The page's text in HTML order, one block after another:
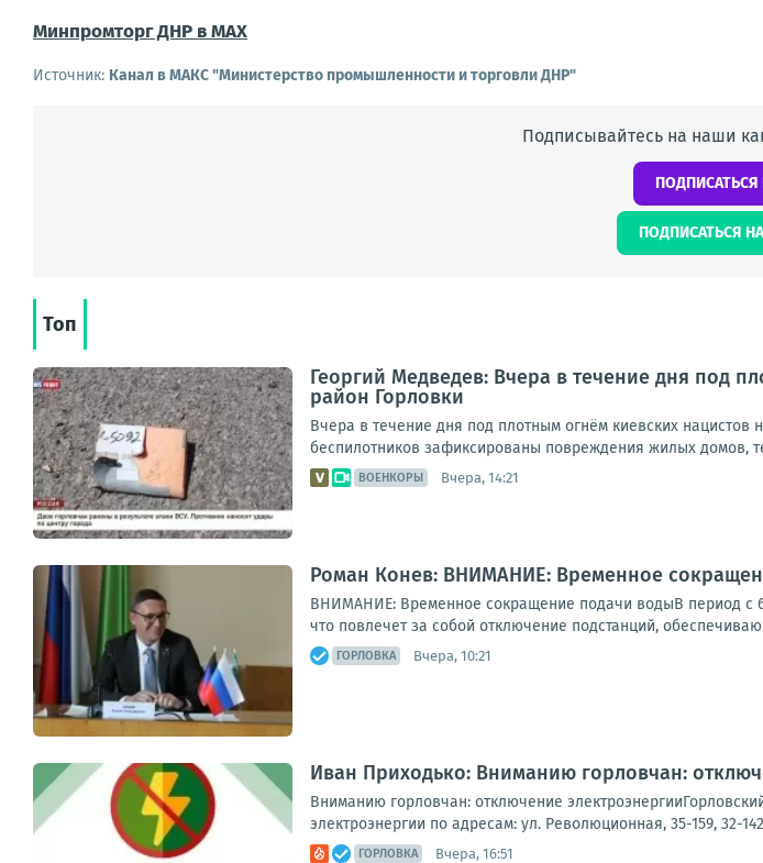
Минпромторг ДНР в MAX
Источник: Канал в МАКС "Министерство промышленности и торговли ДНР"
Подписывайтесь на наши
ПОДПИСАТЬСЯ
ПОДПИСАТЬСЯ НА
Топ
Георгий Медведев: Вчера в течение дня под
район Горловки
Вчера в течение дня под плотным огнём киевских нацистов
беспилотников зафиксированы повреждения жилых домов,
ВОЕНКОРЫ Вчера, 14:21
Роман Конев: ВНИМАНИЕ: Временное
ВНИМАНИЕ: Временное сокращение подачи водыВ период с 6
что повлечет за собой отключение подстанций,
ГОРЛОВКА Вчера, 10:21
Иван Приходько: Вниманию горловчан:
Вниманию горловчан: отключение
электроэнергии по адресам: ул. Революционная, 35-159, 32-
ГОРЛОВКА Вчера, 16:51